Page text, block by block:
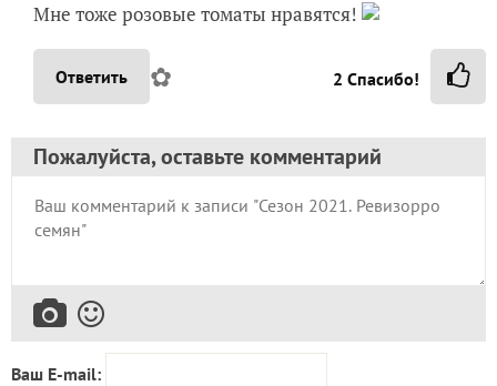
Мне тоже розовые томаты нравятся!
Ответить ✿ 2 Спасибо!
Пожалуйста, оставьте комментарий
Ваш E-mail: